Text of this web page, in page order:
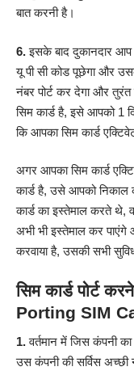
बात करनी है।
6.इसके बाद दुकानदार
यू पी सी कोड पूछेगा और
नंबर पोर्ट कर देगा और
सिम कार्ड है, इसे आपको 1
कि आपका सिम कार्ड
अगर आपका सिम कार्ड
कार्ड है, उसे आपको
कार्ड का इस्तेमाल करते थे,
अभी भी इस्तेमाल कर
करवाया है, उसकी सभी
सिम कार्ड पोर्ट
Porting SIM
1.वर्तमान में जिस कंपनी
उस कंपनी की सर्विस अच्छी